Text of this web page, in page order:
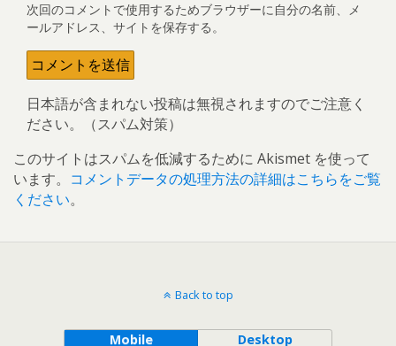
次回のコメントで使用するためブラウザーに自分の名前、メ
ールアドレス、サイトを保存する。
日本語が含まれない投稿は無視されますのでご注意く
ださい。（スパム対策）
このサイトはスパムを低減するために Akismet を使って
います。 コメントデータの処理方法の詳細はこちらをご覧
ください。
Back to top
Mobile Desktop